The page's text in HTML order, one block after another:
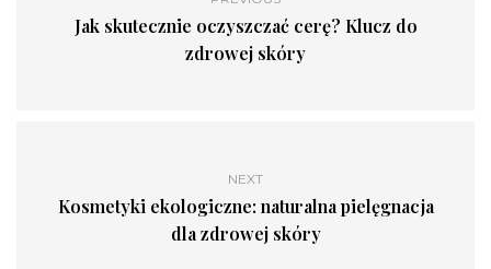
Jak skutecznie oczyszczać cerę? Klucz do
zdrowej skóry
NEXT
Kosmetyki ekologiczne: naturalna pielęgnacja
dla zdrowej skóry